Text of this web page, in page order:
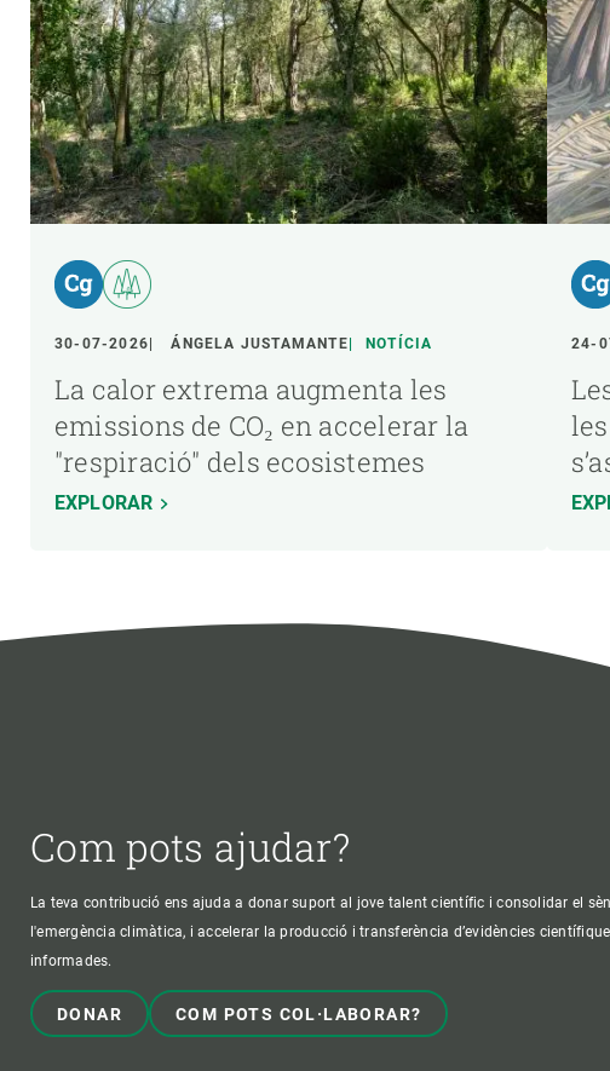
30-07-2026 ÁNGELA JUSTAMANTE NOTÍCIA
La calor extrema augmenta les
emissions de CO₂ en accelerar la
"respiració" dels ecosistemes
EXPLORAR
24-
Com pots ajudar?
La teva contribució ens ajuda a donar suport al jove talent científic i consolidar el
l'emergència climàtica, i accelerar la producció i transferència d’evidències
informades.
DONAR COM POTS COL·LABORAR?